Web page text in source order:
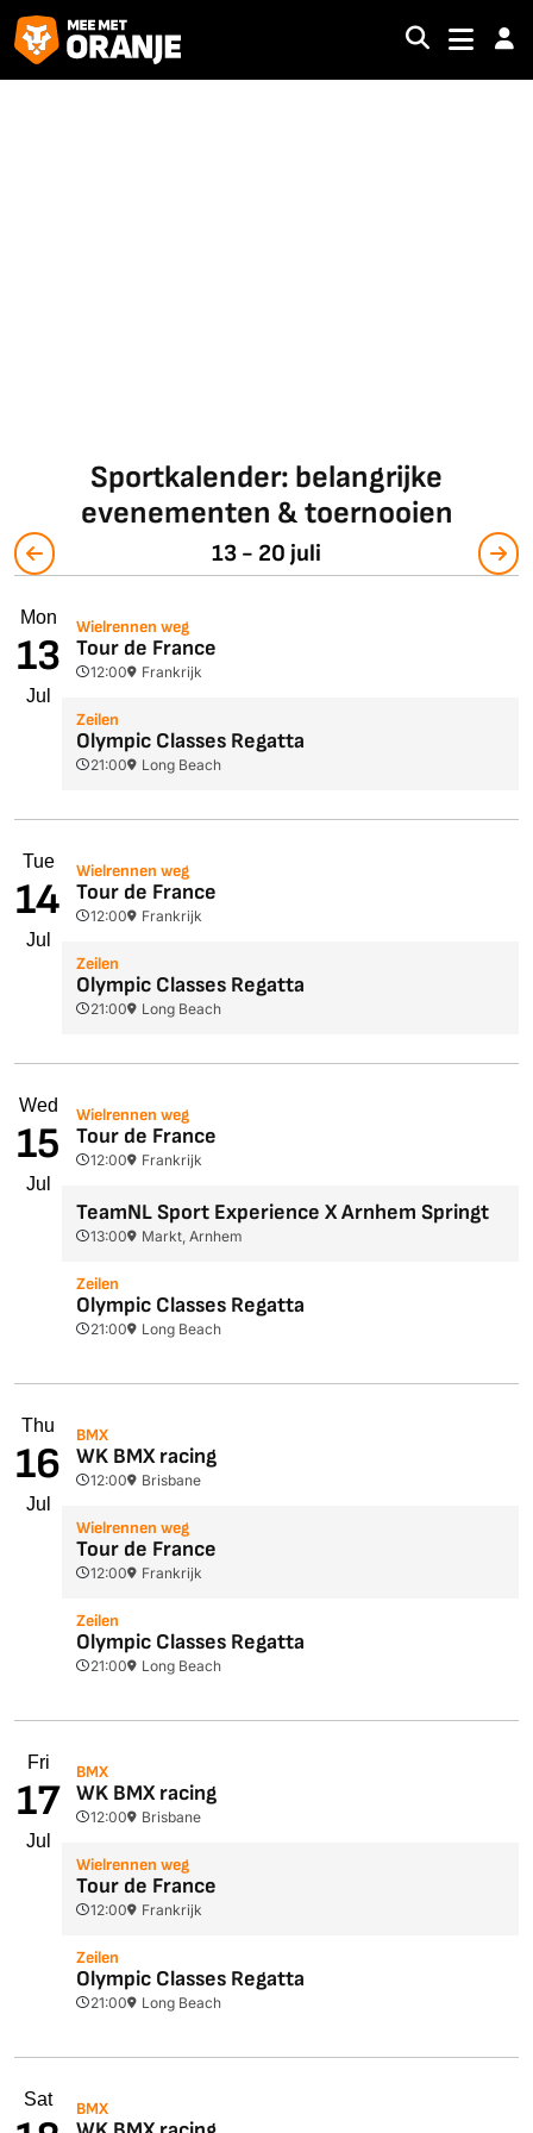
Sportkalender: belangrijke
evenementen & toernooien
13 - 20 juli
Mon
13
Jul
Wielrennen weg
Tour de France
12:00 Frankrijk
Zeilen
Olympic Classes Regatta
21:00 Long Beach
Tue
14
Jul
Wielrennen weg
Tour de France
12:00 Frankrijk
Zeilen
Olympic Classes Regatta
21:00 Long Beach
Wed
15
Jul
Wielrennen weg
Tour de France
12:00 Frankrijk
TeamNL Sport Experience X Arnhem Springt
13:00 Markt, Arnhem
Zeilen
Olympic Classes Regatta
21:00 Long Beach
Thu
16
Jul
BMX
WK BMX racing
12:00 Brisbane
Wielrennen weg
Tour de France
12:00 Frankrijk
Zeilen
Olympic Classes Regatta
21:00 Long Beach
Fri
17
Jul
BMX
WK BMX racing
12:00 Brisbane
Wielrennen weg
Tour de France
12:00 Frankrijk
Zeilen
Olympic Classes Regatta
21:00 Long Beach
Sat BMX